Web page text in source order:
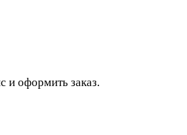
и оформить заказ.